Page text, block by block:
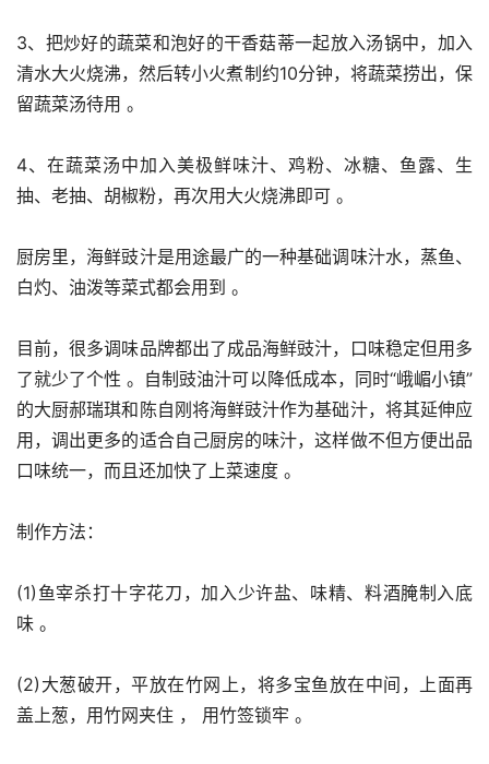
3、把炒好的蔬菜和泡好的干香菇蒂一起放入汤锅中，加入
清水大火烧沸，然后转小火煮制约10分钟，将蔬菜捞出，保
留蔬菜汤待用 。
4、在蔬菜汤中加入美极鲜味汁、鸡粉、冰糖、鱼露、生
抽、老抽、胡椒粉，再次用大火烧沸即可 。
厨房里，海鲜豉汁是用途最广的一种基础调味汁水，蒸鱼、
白灼、油泼等菜式都会用到 。
目前，很多调味品牌都出了成品海鲜豉汁，口味稳定但用多
了就少了个性 。自制豉油汁可以降低成本，同时“峨嵋小镇”
的大厨郝瑞琪和陈自刚将海鲜豉汁作为基础汁，将其延伸应
用，调出更多的适合自己厨房的味汁，这样做不但方便出品
口味统一，而且还加快了上菜速度 。
制作方法：
(1)鱼宰杀打十字花刀，加入少许盐、味精、料酒腌制入底
味 。
(2)大葱破开，平放在竹网上，将多宝鱼放在中间，上面再
盖上葱，用竹网夹住 ， 用竹签锁牢 。